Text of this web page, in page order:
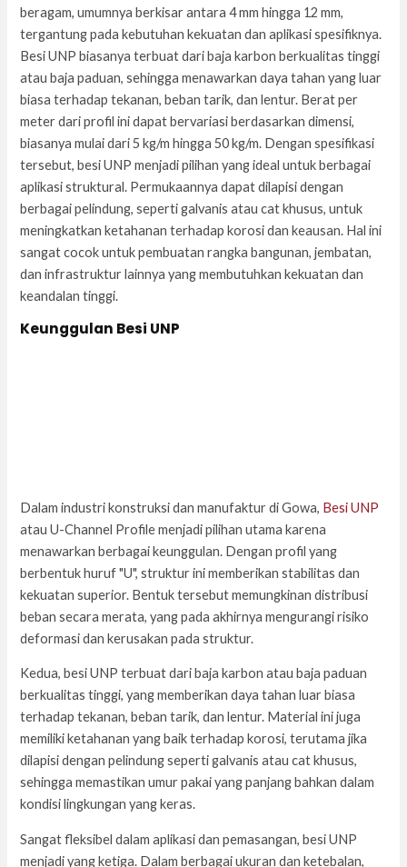
beragam, umumnya berkisar antara 4 mm hingga 12 mm,
tergantung pada kebutuhan kekuatan dan aplikasi spesifiknya.
Besi UNP biasanya terbuat dari baja karbon berkualitas tinggi
atau baja paduan, sehingga menawarkan daya tahan yang luar
biasa terhadap tekanan, beban tarik, dan lentur. Berat per
meter dari profil ini dapat bervariasi berdasarkan dimensi,
biasanya mulai dari 5 kg/m hingga 50 kg/m. Dengan spesifikasi
tersebut, besi UNP menjadi pilihan yang ideal untuk berbagai
aplikasi struktural. Permukaannya dapat dilapisi dengan
berbagai pelindung, seperti galvanis atau cat khusus, untuk
meningkatkan ketahanan terhadap korosi dan keausan. Hal ini
sangat cocok untuk pembuatan rangka bangunan, jembatan,
dan infrastruktur lainnya yang membutuhkan kekuatan dan
keandalan tinggi.
Keunggulan Besi UNP
Dalam industri konstruksi dan manufaktur di Gowa, Besi UNP
atau U-Channel Profile menjadi pilihan utama karena
menawarkan berbagai keunggulan. Dengan profil yang
berbentuk huruf "U", struktur ini memberikan stabilitas dan
kekuatan superior. Bentuk tersebut memungkinan distribusi
beban secara merata, yang pada akhirnya mengurangi risiko
deformasi dan kerusakan pada struktur.
Kedua, besi UNP terbuat dari baja karbon atau baja paduan
berkualitas tinggi, yang memberikan daya tahan luar biasa
terhadap tekanan, beban tarik, dan lentur. Material ini juga
memiliki ketahanan yang baik terhadap korosi, terutama jika
dilapisi dengan pelindung seperti galvanis atau cat khusus,
sehingga memastikan umur pakai yang panjang bahkan dalam
kondisi lingkungan yang keras.
Sangat fleksibel dalam aplikasi dan pemasangan, besi UNP
menjadi yang ketiga. Dalam berbagai ukuran dan ketebalan,